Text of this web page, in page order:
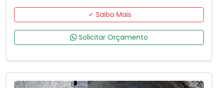
Saiba Mais
Solicitar Orçamento